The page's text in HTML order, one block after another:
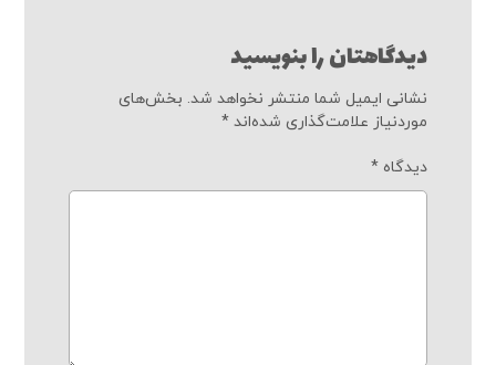
دیدگاهتان را بنویسید
نشانی ایمیل شما منتشر نخواهد شد. بخش‌های
موردنیاز علامت‌گذاری شده‌اند*
دیدگاه*